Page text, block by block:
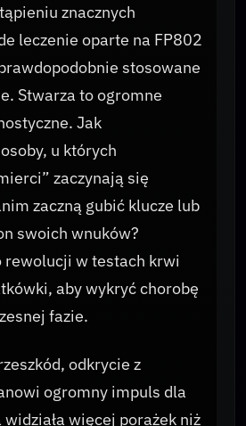
znacznych
leczenie oparte na FP802
stosowane
Stwarza to ogromne
Jak
u których
zaczynają się
zaczną gubić klucze lub
swoich wnuków?
rewolucji w testach krwi
aby wykryć chorobę
fazie.
odkrycie z
ogromny impuls dla
więcej porażek niż